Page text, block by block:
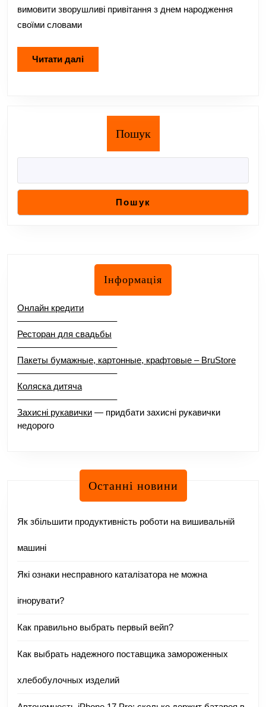
вимовити зворушливі привітання з днем народження
своїми словами
Читати даліЧитати
далі
Пошук
Пошук
Інформація
Онлайн кредити
–––––––––––––––––––––
Ресторан для свадьбы
–––––––––––––––––––––
Пакеты бумажные, картонные, крафтовые – BruStore
–––––––––––––––––––––
Коляска дитяча
–––––––––––––––––––––
Захисні рукавички — придбати захисні рукавички
недорого
Останні новини
Як збільшити продуктивність роботи на вишивальній
машині
Які ознаки несправного каталізатора не можна
ігнорувати?
Как правильно выбрать первый вейп?
Как выбрать надежного поставщика замороженных
хлебобулочных изделий